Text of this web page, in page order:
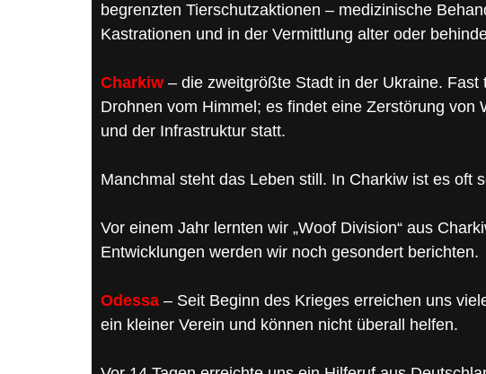
begrenzten Tierschutzaktionen – medizinische
Kastrationen und in der Vermittlung alter oder
Charkiw – die zweitgrößte Stadt in der Ukraine. Fast
Drohnen vom Himmel; es findet eine Zerstörung von
und der Infrastruktur statt.
Manchmal steht das Leben still. In Charkiw ist es oft
Vor einem Jahr lernten wir „Woof Division“ aus
Entwicklungen werden wir noch gesondert berichten.
Odessa – Seit Beginn des Krieges erreichen uns
ein kleiner Verein und können nicht überall helfen.